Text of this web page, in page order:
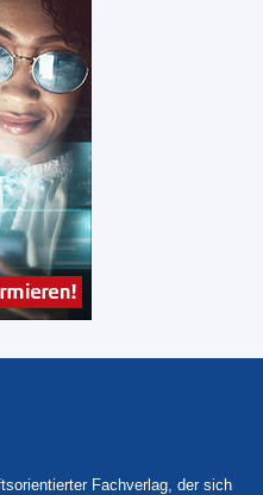
Fachverlag, der sich